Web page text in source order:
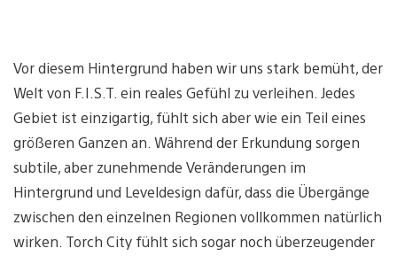
Vor diesem Hintergrund haben wir uns stark bemüht, der
Welt von F.I.S.T. ein reales Gefühl zu verleihen. Jedes
Gebiet ist einzigartig, fühlt sich aber wie ein Teil eines
größeren Ganzen an. Während der Erkundung sorgen
subtile, aber zunehmende Veränderungen im
Hintergrund und Leveldesign dafür, dass die Übergänge
zwischen den einzelnen Regionen vollkommen natürlich
wirken. Torch City fühlt sich sogar noch überzeugender